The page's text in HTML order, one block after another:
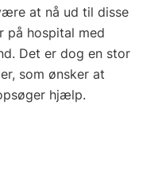
at nå ud til disse
på hospital med
Det er dog en stor
som ønsker at
hjælp.